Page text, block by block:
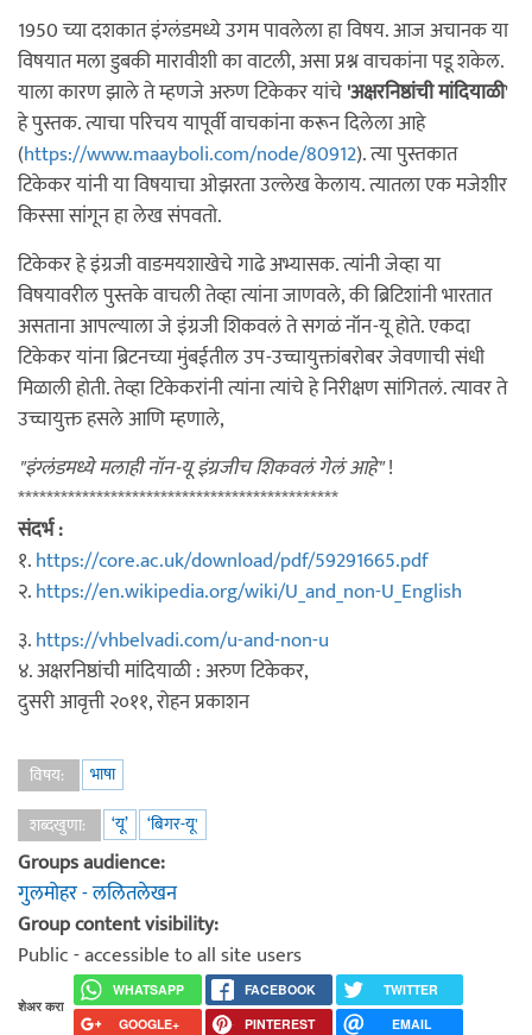
1950 च्या दशकात इंग्लंडमध्ये उगम पावलेला हा विषय. आज अचानक या
विषयात मला डुबकी मारावीशी का वाटली, असा प्रश्न वाचकांना पडू शकेल.
याला कारण झाले ते म्हणजे अरुण टिकेकर यांचे'अक्षरनिष्ठांची मांदियाळी'
हे पुस्तक. त्याचा परिचय यापूर्वी वाचकांना करून दिलेला आहे
(https://www.maayboli.com/node/80912). त्या पुस्तकात
टिकेकर यांनी या विषयाचा ओझरता उल्लेख केलाय. त्यातला एक मजेशीर
किस्सा सांगून हा लेख संपवतो.
टिकेकर हे इंग्रजी वाङमयशाखेचे गाढे अभ्यासक. त्यांनी जेव्हा या
विषयावरील पुस्तके वाचली तेव्हा त्यांना जाणवले, की ब्रिटिशांनी भारतात
असताना आपल्याला जे इंग्रजी शिकवलं ते सगळं नॉन-यू होते. एकदा
टिकेकर यांना ब्रिटनच्या मुंबईतील उप-उच्चायुक्तांबरोबर जेवणाची संधी
मिळाली होती. तेव्हा टिकेकरांनी त्यांना त्यांचे हे निरीक्षण सांगितलं. त्यावर ते
उच्चायुक्त हसले आणि म्हणाले,
"इंग्लंडमध्ये मलाही नॉन-यू इंग्रजीच शिकवलं गेलं आहे"!
*********************************************
संदर्भ :
१.https://core.ac.uk/download/pdf/59291665.pdf
२.https://en.wikipedia.org/wiki/U_and_non-U_English
३.https://vhbelvadi.com/u-and-non-u
४. अक्षरनिष्ठांची मांदियाळी : अरुण टिकेकर,
दुसरी आवृत्ती २०११, रोहन प्रकाशन
विषय:
भाषा
शब्दखुणा:
‘यू’ ‘बिगर-यू'
Groups audience:
गुलमोहर - ललितलेखन
Group content visibility:
Public - accessible to all site users
शेअर करा
WHATSAPP FACEBOOK
TWITTER
GOOGLE+
PINTEREST EMAIL